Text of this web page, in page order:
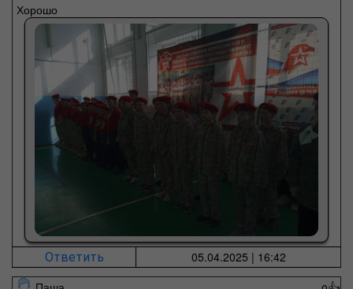
Хорошо
Ответить
05.04.2025 | 16:42